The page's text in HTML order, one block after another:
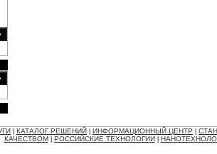
КАТАЛОГ РЕШЕНИЙ ИНФОРМАЦИОННЫЙ ЦЕНТР
КАЧЕСТВОМ
РОССИЙСКИЕ ТЕХНОЛОГИИ